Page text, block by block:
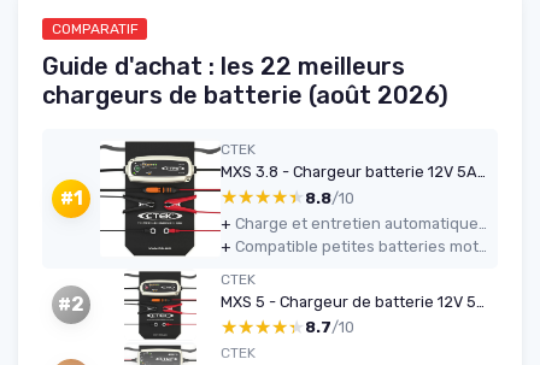
COMPARATIF
Guide d'achat : les 22 meilleurs
chargeurs de batterie (août 2026)
#1
CTEK
MXS 3.8 - Chargeur batterie 12V 5A (auto & moto) prise EU
★★★★★
★★★★★ 8.8/10
+
Charge et entretien automatiques, on peut le laisser branché longtemps sans surveiller
+
Compatible petites batteries moto et batteries auto, avec mode froid/AGM pratique l’hiver
#2
CTEK
★★★★★
★★★★★ 8.7/10
CTEK